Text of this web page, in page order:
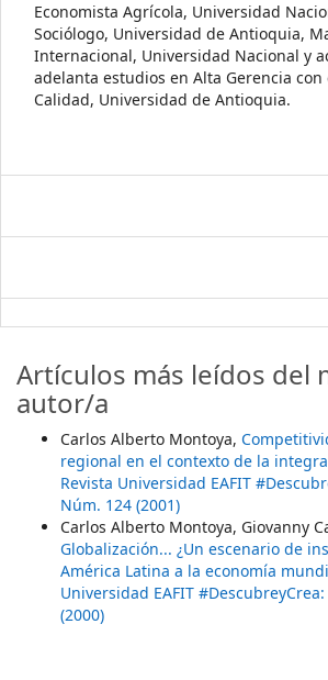
Economista Agrícola, Universidad
Sociólogo, Universidad de Antioquia,
Internacional, Universidad Nacional y
adelanta estudios en Alta Gerencia con
Calidad, Universidad de Antioquia.
Artículos más leídos del
autor/a
Carlos Alberto Montoya,
regional en el contexto de la
Revista Universidad EAFIT
Núm. 124 (2001)
Carlos Alberto Montoya, Giovanny
Globalización... ¿Un escenario de
América Latina a la economía
Universidad EAFIT
(2000)